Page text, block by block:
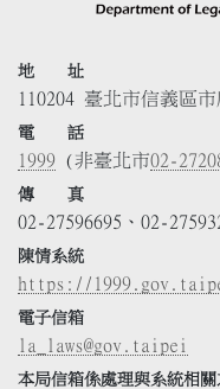
地 址
110204 臺北市信義區
電 話
1999 (非臺北市02-
傳 真
02-27596695、02-
陳情系統
https://
電子信箱
la_laws@gov.taipei
本局信箱係處理與系統相